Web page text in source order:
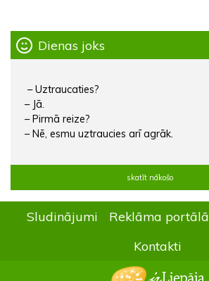
Dienas joks
– Uztraucaties?
– Jā.
– Pirmā reize?
– Nē, esmu uztraucies arī agrāk.
skatīt nākošo
Sludinājumi Reklāma portālā
Kontakti